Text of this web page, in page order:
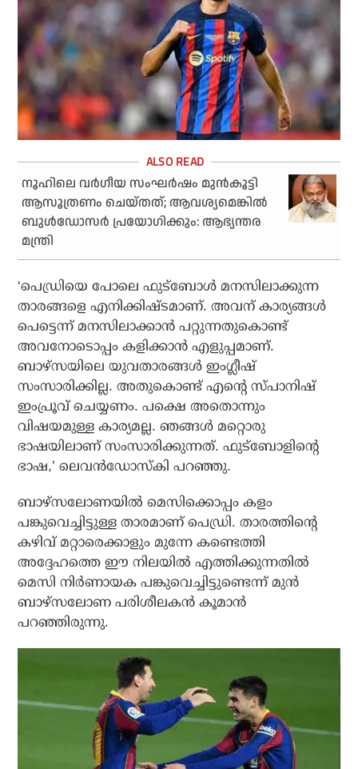
നൂഹിലെ വര്‍ഗീയ സംഘര്‍ഷം മുന്‍കൂട്ടി
ആസൂത്രണം ചെയ്തത്; ആവശ്യമെങ്കില്‍
ബുള്‍ഡോസര്‍ പ്രയോഗിക്കും: ആഭ്യന്തര
മന്ത്രി
‘പെഡ്രിയെ പോലെ ഫുട്‌ബോള്‍ മനസിലാക്കുന്ന
താരങ്ങളെ എനിക്കിഷ്ടമാണ്. അവന് കാര്യങ്ങള്‍
പെട്ടെന്ന് മനസിലാക്കാന്‍ പറ്റുന്നതുകൊണ്ട്
അവനോടൊപ്പം കളിക്കാന്‍ എളുപ്പമാണ്.
ബാഴ്‌സയിലെ യുവതാരങ്ങള്‍ ഇംഗ്ലീഷ്
സംസാരിക്കില്ല. അതുകൊണ്ട് എന്റെ സ്‌പാനിഷ്
ഇംപ്രൂവ് ചെയ്യണം. പക്ഷെ അതൊന്നും
വിഷയമുള്ള കാര്യമല്ല. ഞങ്ങള്‍ മറ്റൊരു
ഭാഷയിലാണ് സംസാരിക്കുന്നത്. ഫുട്‌ബോളിന്റെ
ഭാഷ,’ ലെവന്‍ഡോസ്‌കി പറഞ്ഞു.
ബാഴ്സലോണയില്‍ മെസിക്കൊപ്പം കളം
പങ്കുവെച്ചിട്ടുള്ള താരമാണ് പെഡ്രി. താരത്തിന്റെ
കഴിവ് മറ്റാരെക്കാളും മുന്നേ കണ്ടെത്തി
അദ്ദേഹത്തെ ഈ നിലയില്‍ എത്തിക്കുന്നതില്‍
മെസി നിര്‍ണായക പങ്കുവെച്ചിട്ടുണ്ടെന്ന് മുന്‍
ബാഴ്സലോണ പരിശീലകന്‍ കൂമാന്‍
പറഞ്ഞിരുന്നു.